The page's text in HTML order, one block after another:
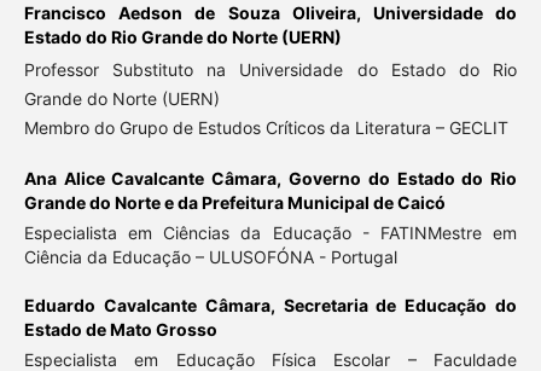
Francisco Aedson de Souza Oliveira, Universidade do
Estado do Rio Grande do Norte (UERN)
Professor Substituto na Universidade do Estado do Rio
Grande do Norte (UERN)
Membro do Grupo de Estudos Críticos da Literatura – GECLIT
Ana Alice Cavalcante Câmara, Governo do Estado do Rio
Grande do Norte e da Prefeitura Municipal de Caicó
Especialista em Ciências da Educação - FATINMestre em
Ciência da Educação – ULUSOFÓNA - Portugal
Eduardo Cavalcante Câmara, Secretaria de Educação do
Estado de Mato Grosso
Especialista em Educação Física Escolar – Faculdade